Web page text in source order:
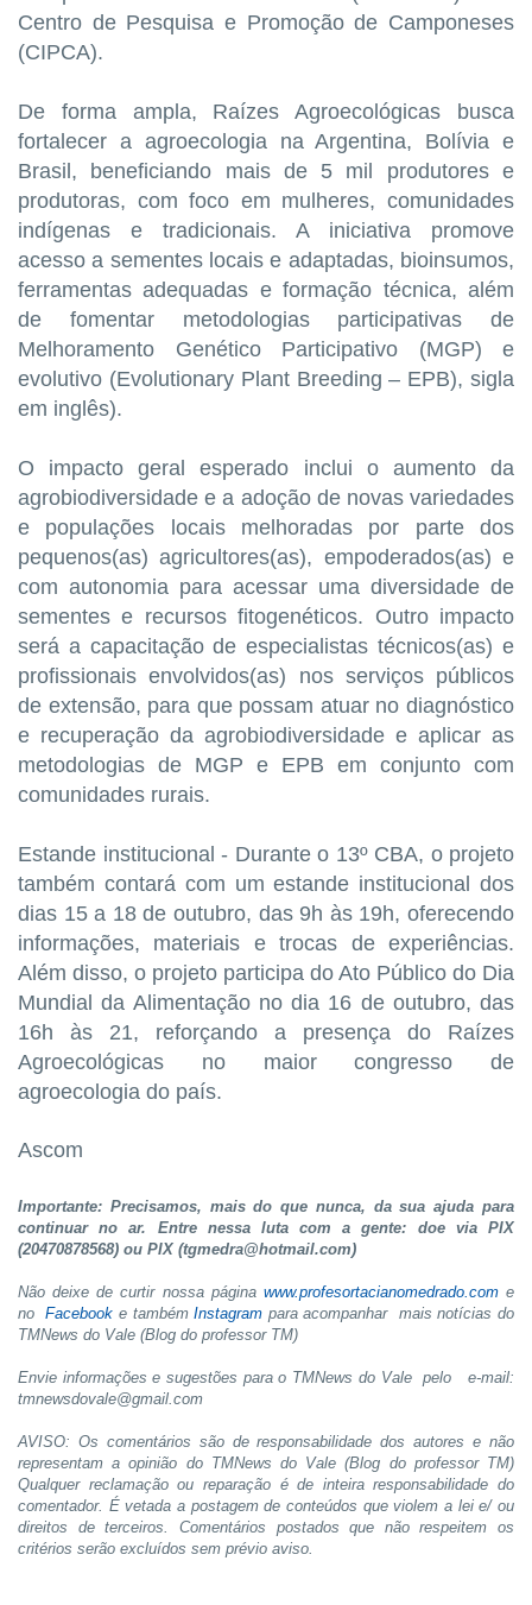
Centro de Pesquisa e Promoção de Camponeses
(CIPCA).
De forma ampla, Raízes Agroecológicas busca
fortalecer a agroecologia na Argentina, Bolívia e
Brasil, beneficiando mais de 5 mil produtores e
produtoras, com foco em mulheres, comunidades
indígenas e tradicionais. A iniciativa promove
acesso a sementes locais e adaptadas, bioinsumos,
ferramentas adequadas e formação técnica, além
de fomentar metodologias participativas de
Melhoramento Genético Participativo (MGP) e
evolutivo (Evolutionary Plant Breeding – EPB), sigla
em inglês).
O impacto geral esperado inclui o aumento da
agrobiodiversidade e a adoção de novas variedades
e populações locais melhoradas por parte dos
pequenos(as) agricultores(as), empoderados(as) e
com autonomia para acessar uma diversidade de
sementes e recursos fitogenéticos. Outro impacto
será a capacitação de especialistas técnicos(as) e
profissionais envolvidos(as) nos serviços públicos
de extensão, para que possam atuar no diagnóstico
e recuperação da agrobiodiversidade e aplicar as
metodologias de MGP e EPB em conjunto com
comunidades rurais.
Estande institucional - Durante o 13º CBA, o projeto
também contará com um estande institucional dos
dias 15 a 18 de outubro, das 9h às 19h, oferecendo
informações, materiais e trocas de experiências.
Além disso, o projeto participa do Ato Público do Dia
Mundial da Alimentação no dia 16 de outubro, das
16h às 21, reforçando a presença do Raízes
Agroecológicas no maior congresso de
agroecologia do país.
Ascom
Importante: Precisamos, mais do que nunca, da sua ajuda para
continuar no ar. Entre nessa luta com a gente: doe via PIX
(20470878568) ou PIX (tgmedra@hotmail.com)
Não deixe de curtir nossa página www.profesortacianomedrado.come
noFacebook e tambémInstagram para acompanhar mais notícias do
TMNews do Vale (Blog do professor TM)
Envie informações e sugestões para o TMNews do Vale pelo
e-mail:
tmnewsdovale@gmail.com
AVISO: Os comentários são de responsabilidade dos autores e não
representam a opinião do TMNews do Vale (Blog do professor TM)
Qualquer reclamação ou reparação é de inteira responsabilidade do
comentador. É vetada a postagem de conteúdos que violem a lei e/ ou
direitos de terceiros. Comentários postados que não respeitem os
critérios serão excluídos sem prévio aviso.